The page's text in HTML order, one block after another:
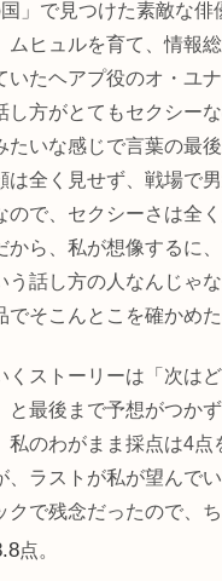
」で見つけた素敵な俳
ムヒュルを育て、情報
いたヘアプ役のオ・ユ
し方がとてもセクシー
たいな感じで言葉の最
は全く見せず、戦場で
ので、セクシーさは全
から、私が想像するに
う話し方の人なんじゃ
そこんとこを確かめた
くストーリーは「次は
と最後まで予想がつか
私のわがまま採点は4点
、ラストが私が望んで
クで残念だったので、
点。